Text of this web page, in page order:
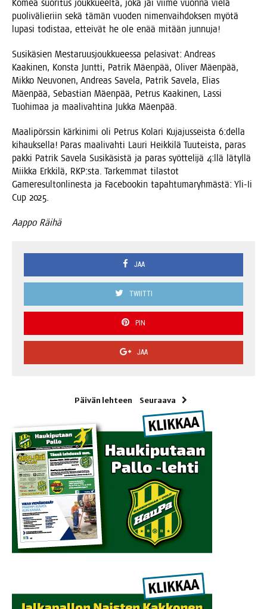
Komea suo­ri­tus jouk­ku­eel­ta, joka jäi vii­me vuon­na vie­lä
puo­li­vä­lie­riin sekä tämän vuo­den nimen­vaih­dok­sen myö­tä
lupa­si todis­taa, ettei­vät he ole enää mitään junnuja!
Susi­kä­sien Mes­ta­ruus­jouk­ku­ees­sa pela­si­vat: Andreas
Kaa­ki­nen, Kons­ta Junt­ti, Pat­rik Mäen­pää, Oli­ver Mäen­pää,
Mik­ko Neu­vo­nen, Andreas Save­la, Pat­rik Save­la, Elias
Mäen­pää, Sebas­tian Mäen­pää, Pet­rus Kaa­ki­nen, Las­si
Tuo­hi­maa ja maa­li­vah­ti­na Juk­ka Mäenpää.
Maa­li­pörs­sin kär­ki­ni­mi oli Pet­rus Kola­ri Kuja­jus­seis­ta 6:della
kihauk­sel­la! Paras maa­li­vah­ti Lau­ri Heik­ki­lä Tuu­teis­ta, paras
pak­ki Pat­rik Save­la Susi­kä­sis­tä ja paras syöt­te­li­jä 4:llä lätyl­lä
Miik­ka Erk­ki­lä, RKP:sta. Tar­kem­mat tilas­tot
Game­re­sul­ton­li­nes­ta ja Face­boo­kin tapah­tu­ma­ryh­mäs­tä: Yli-Ii
Cup 2025.
Aap­po Räihä
JAA
TWIITTI
PIN
JAA
Päivän lehteen Seuraava